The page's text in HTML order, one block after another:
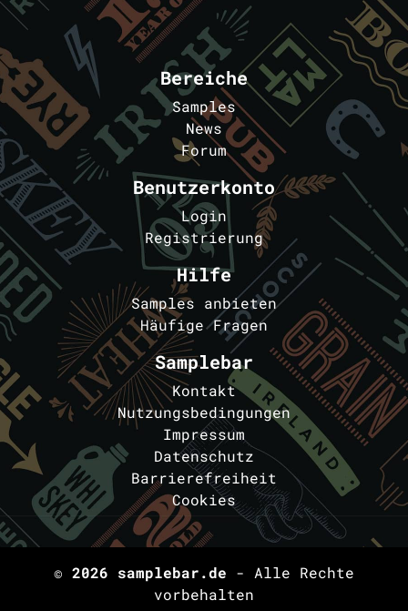
Bereiche
Samples
News
Forum
Benutzerkonto
Login
Registrierung
Hilfe
Samples anbieten
Häufige Fragen
Samplebar
Kontakt
Nutzungsbedingungen
Impressum
Datenschutz
Barrierefreiheit
Cookies
© 2026 samplebar.de - Alle Rechte
vorbehalten